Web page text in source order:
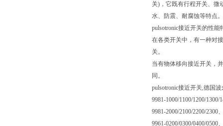
关)，它既有行程开关、微
水、防震、耐腐蚀等特点
pulsotronic接近开关的性能
在各类开关中，有一种对
关。
当有物体移向接近开关，
同。
pulsotronic接近开关,德国
9981-1000/1100/1200/1300/
9981-2000/2100/2200/2300
9961-0200/0300/0400/0500